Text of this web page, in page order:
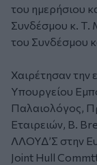
του ημερήσιου
Συνδέσμου κ. Τ.
του Συνδέσμου
Χαιρέτησαν την
Υπουργείου
Παλαιολόγος,
Εταιρειών, B.
ΛΛΟΥΔ’Σ στην
Joint Hull